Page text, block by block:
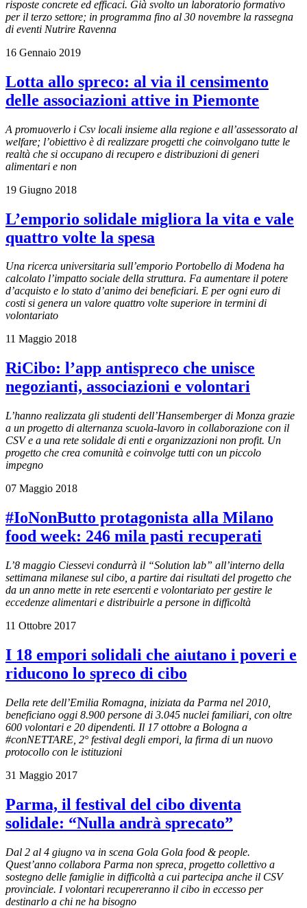
risposte concrete ed efficaci. Già svolto un laboratorio formativo
per il terzo settore; in programma fino al 30 novembre la rassegna
di eventi Nutrire Ravenna
16 Gennaio 2019
Lotta allo spreco: al via il censimento
delle associazioni attive in Piemonte
A promuoverlo i Csv locali insieme alla regione e all’assessorato al
welfare; l’obiettivo è di realizzare progetti che coinvolgano tutte le
realtà che si occupano di recupero e distribuzioni di generi
alimentari e non
19 Giugno 2018
L’emporio solidale migliora la vita e vale
quattro volte la spesa
Una ricerca universitaria sull’emporio Portobello di Modena ha
calcolato l’impatto sociale della struttura. Fa aumentare il potere
d’acquisto e lo stato d’animo dei beneficiari. E per ogni euro di
costi si genera un valore quattro volte superiore in termini di
volontariato
11 Maggio 2018
RiCibo: l’app antispreco che unisce
negozianti, associazioni e volontari
L’hanno realizzata gli studenti dell’Hansemberger di Monza grazie
a un progetto di alternanza scuola-lavoro in collaborazione con il
CSV e a una rete solidale di enti e organizzazioni non profit. Un
progetto che crea comunità e coinvolge tutti con un piccolo
impegno
07 Maggio 2018
#IoNonButto protagonista alla Milano
food week: 246 mila pasti recuperati
L’8 maggio Ciessevi condurrà il “Solution lab” all’interno della
settimana milanese sul cibo, a partire dai risultati del progetto che
da un anno mette in rete esercenti e volontariato per gestire le
eccedenze alimentari e distribuirle a persone in difficoltà
11 Ottobre 2017
I 18 empori solidali che aiutano i poveri e
riducono lo spreco di cibo
Della rete dell’Emilia Romagna, iniziata da Parma nel 2010,
beneficiano oggi 8.900 persone di 3.045 nuclei familiari, con oltre
600 volontari e 20 dipendenti. Il 17 ottobre a Bologna a
#conNETTARE, 2° festival degli empori, la firma di un nuovo
protocollo con le istituzioni
31 Maggio 2017
Parma, il festival del cibo diventa
solidale: “Nulla andrà sprecato”
Dal 2 al 4 giugno va in scena Gola Gola food & people.
Quest’anno collabora Parma non spreca, progetto collettivo a
sostegno delle famiglie in difficoltà a cui partecipa anche il CSV
provinciale. I volontari recupereranno il cibo in eccesso per
destinarlo a chi ne ha bisogno